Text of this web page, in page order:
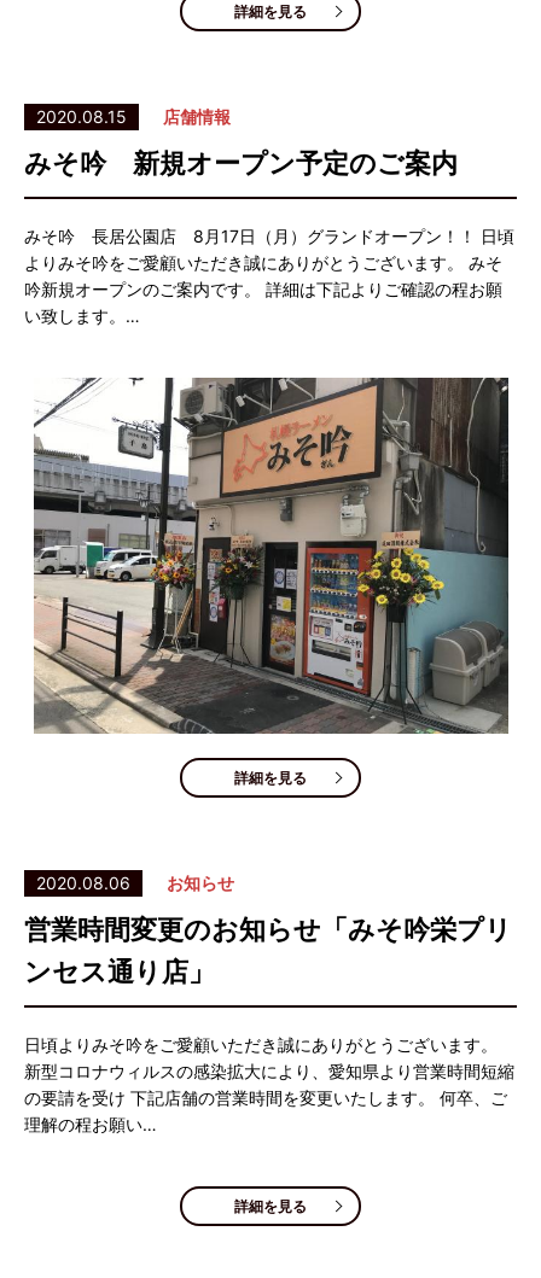
詳細を見る
2020.08.15 店舗情報
みそ吟 新規オープン予定のご案内
みそ吟 長居公園店 8月17日（月）グランドオープン！！ 日頃
よりみそ吟をご愛顧いただき誠にありがとうございます。 みそ
吟新規オープンのご案内です。 詳細は下記よりご確認の程お願
い致します。…
詳細を見る
2020.08.06 お知らせ
営業時間変更のお知らせ「みそ吟栄プリ
ンセス通り店」
日頃よりみそ吟をご愛顧いただき誠にありがとうございます。
新型コロナウィルスの感染拡大により、愛知県より営業時間短縮
の要請を受け 下記店舗の営業時間を変更いたします。 何卒、ご
理解の程お願い…
詳細を見る